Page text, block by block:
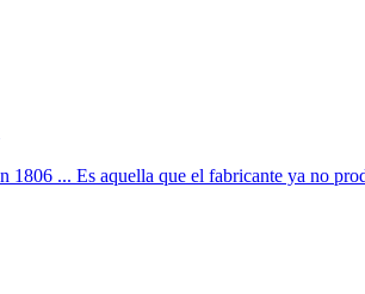
... Es aquella que el fabricante ya no